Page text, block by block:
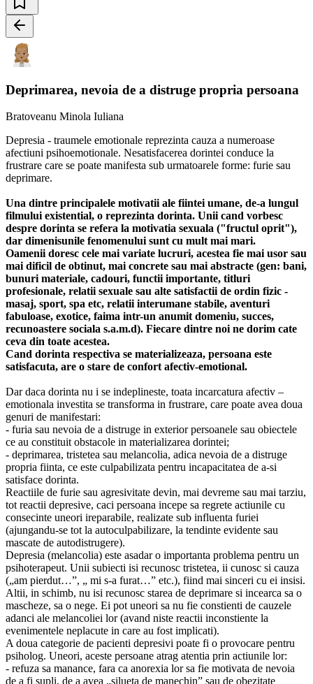
Deprimarea, nevoia de a distruge propria persoana
Bratoveanu Minola Iuliana
Depresia - traumele emotionale reprezinta cauza a numeroase
afectiuni psihoemotionale. Nesatisfacerea dorintei conduce la
frustrare care se poate manifesta sub urmatoarele forme: furie sau
deprimare.
Una dintre principalele motivatii ale fiintei umane, de-a lungul
filmului existential, o reprezinta dorinta. Unii cand vorbesc
despre dorinta se refera la motivatia sexuala ("fructul oprit"),
dar dimenisunile fenomenului sunt cu mult mai mari.
Oamenii doresc cele mai variate lucruri, acestea fie mai usor sau
mai dificil de obtinut, mai concrete sau mai abstracte (gen: bani,
bunuri materiale, cadouri, functii importante, titluri
profesionale, relatii sexuale sau alte satisfactii de ordin fizic -
masaj, sport, spa etc, relatii interumane stabile, aventuri
fabuloase, exotice, faima intr-un anumit domeniu, succes,
recunoastere sociala s.a.m.d). Fiecare dintre noi ne dorim cate
ceva din toate acestea.
Cand dorinta respectiva se materializeaza, persoana este
satisfacuta, are o stare de confort afectiv-emotional.
Dar daca dorinta nu i se indeplineste, toata incarcatura afectiv –
emotionala investita se transforma in frustrare, care poate avea doua
genuri de manifestari:
- furia sau nevoia de a distruge in exterior persoanele sau obiectele
ce au constituit obstacole in materializarea dorintei;
- deprimarea, tristetea sau melancolia, adica nevoia de a distruge
propria fiinta, ce este culpabilizata pentru incapacitatea de a-si
satisface dorinta.
Reactiile de furie sau agresivitate devin, mai devreme sau mai tarziu,
tot reactii depresive, caci persoana incepe sa regrete actiunile cu
consecinte uneori ireparabile, realizate sub influenta furiei
(ajungandu-se tot la autoculpabilizare, la tendinte evidente sau
mascate de autodistrugere).
Depresia (melancolia) este asadar o importanta problema pentru un
psihoterapeut. Unii subiecti isi recunosc tristetea, ii cunosc si cauza
(„am pierdut…”, „ mi s-a furat…” etc.), fiind mai sinceri cu ei insisi.
Altii, in schimb, nu isi recunosc starea de deprimare si incearca sa o
mascheze, sa o nege. Ei pot uneori sa nu fie constienti de cauzele
adanci ale melancoliei lor (avand niste reactii inconstiente la
evenimentele neplacute in care au fost implicati).
A doua categorie de pacienti depresivi poate fi o provocare pentru
psiholog. Uneori, aceste persoane atrag atentia prin actiunile lor:
- refuza sa manance, fara ca anorexia lor sa fie motivata de nevoia
de a fi supli, de a avea „silueta de manechin” sau de obezitate